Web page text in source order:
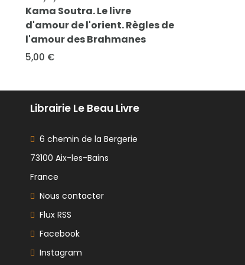
Les Barnabites au Collège
Chappuisien
8,00 €
Librairie Le Beau Livre
6 chemin de la Bergerie
73100 Aix-les-Bains
France
Nous contacter
Flux RSS
Facebook
Instagram